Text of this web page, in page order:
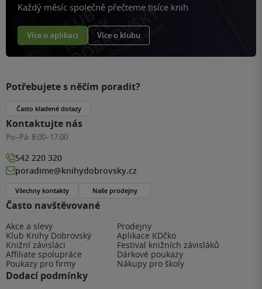
Každý měsíc společně přečteme tisíce knih
Více o aplikaci Více o klubu
Často navštěvované
Akce a slevy
Prodejny
Klub Knihy Dobrovský
Aplikace KDčko
Knižní závisláci
Festival knižních závisláků
Affiliate spolupráce
Dárkové poukazy
Poukazy pro firmy
Nákupy pro školy
Dodací podmínky
Potřebujete s něčím poradit?
Často kladené dotazy
Kontaktujte nás
Po–Pá: 8:00–17:00
542 220 320
poradime@knihydobrovsky.cz
Všechny kontakty Naše prodejny